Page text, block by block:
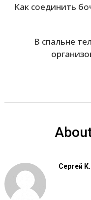
Как соединить
В спальне
Сергей К.